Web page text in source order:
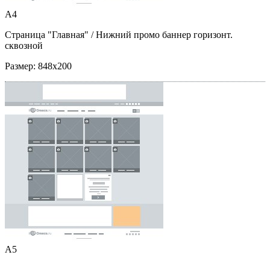
A4
Страница "Главная" / Нижний промо баннер горизонт.
сквозной
Размер: 848x200
A5